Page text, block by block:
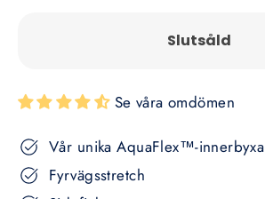
Slutsåld
Se våra omdömen
Vår unika AquaFlex™-innerbyxa
Fyrvägsstretch